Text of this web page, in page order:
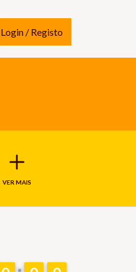
Login / Registo
VER MAIS